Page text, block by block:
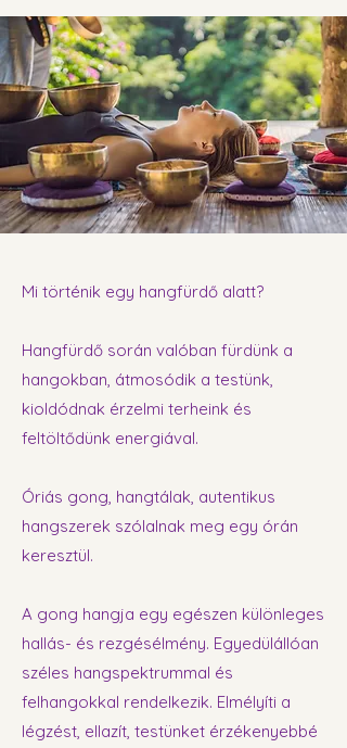
Mi történik egy hangfürdő alatt?
Hangfürdő során valóban fürdünk a
hangokban, átmosódik a testünk,
kioldódnak érzelmi terheink és
feltöltődünk energiával.
Óriás gong, hangtálak, autentikus
hangszerek szólalnak meg egy órán
keresztül.
A gong hangja egy egészen különleges
hallás- és rezgésélmény. Egyedülállóan
széles hangspektrummal és
felhangokkal rendelkezik. Elmélyíti a
légzést, ellazít, testünket érzékenyebbé